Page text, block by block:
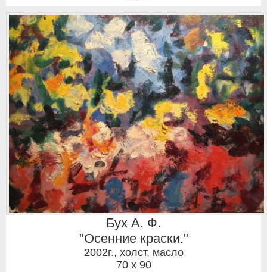
Бух А. Ф.
"Осенние краски."
2002г., холст, масло
70 x 90